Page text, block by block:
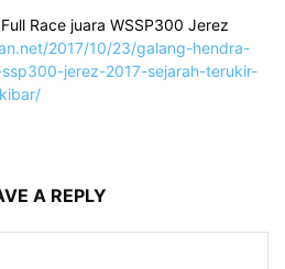
Race juara WSSP300 Jerez
2017/10/23/galang-hendra-
jerez-2017-sejarah-terukir-
A REPLY